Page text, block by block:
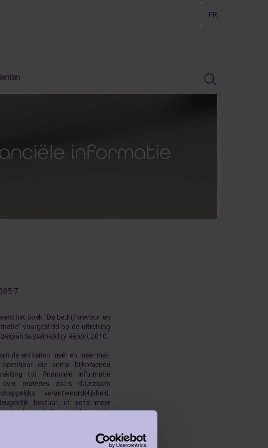
FR
informatie
7
het boek “De bedrijfsrevisor en
voorgesteld op de uitreiking
Sustainability Report 2010.
de entiteiten meer en meer niet-
die soms bijkomende
tot financiële informatie
materies zoals duurzaam
verantwoordelijkheid,
bestuur, of zelfs meer
zoals dit vaak het geval is in de